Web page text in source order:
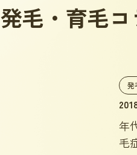
発毛・育毛
発
年
毛